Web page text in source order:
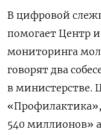
В цифровой
помогает Центр
мониторинга
говорят два
в министерстве.
«Профилактика»,
540 миллионов»